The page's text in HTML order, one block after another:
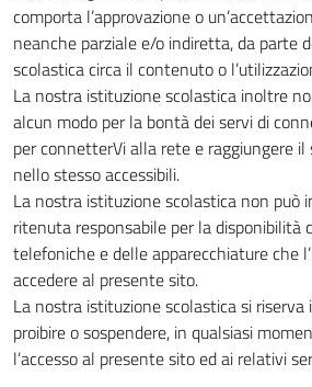
comporta l’approvazione o
neanche parziale e/o indiretta, da parte
scolastica circa il contenuto o
La nostra istituzione scolastica inoltre
alcun modo per la bontà dei servi di
per connetterVi alla rete e raggiungere il
nello stesso accessibili.
La nostra istituzione scolastica non può
ritenuta responsabile per la disponibilità
telefoniche e delle apparecchiature che
accedere al presente sito.
La nostra istituzione scolastica si
proibire o sospendere, in qualsiasi
l’accesso al presente sito ed ai relativi